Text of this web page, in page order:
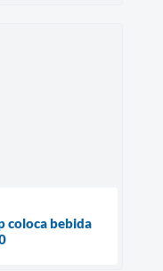
coloca bebida